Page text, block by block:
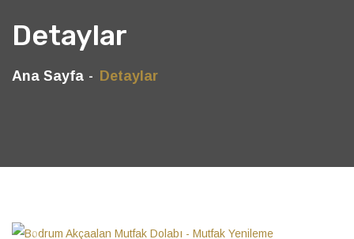
Detaylar
Ana Sayfa Detaylar